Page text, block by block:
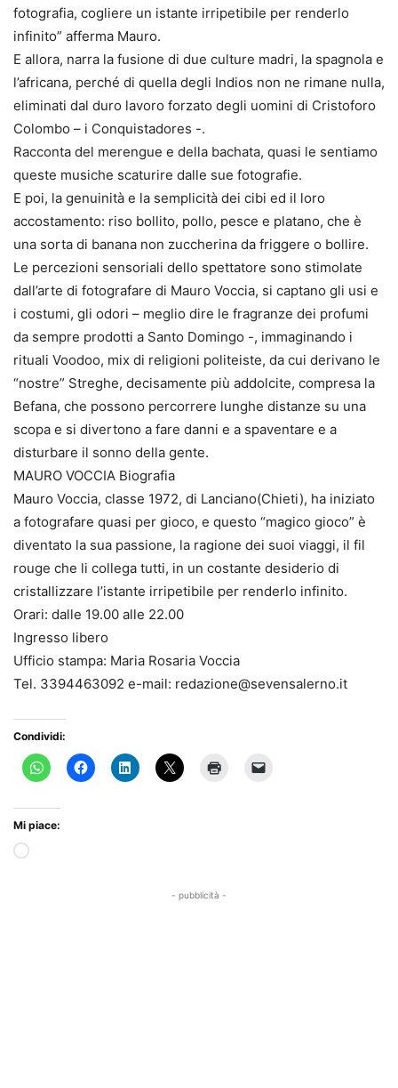
fotografia, cogliere un istante irripetibile per renderlo
infinito” afferma Mauro.
E allora, narra la fusione di due culture madri, la spagnola e
l’africana, perché di quella degli Indios non ne rimane nulla,
eliminati dal duro lavoro forzato degli uomini di Cristoforo
Colombo – i Conquistadores -.
Racconta del merengue e della bachata, quasi le sentiamo
queste musiche scaturire dalle sue fotografie.
E poi, la genuinità e la semplicità dei cibi ed il loro
accostamento: riso bollito, pollo, pesce e platano, che è
una sorta di banana non zuccherina da friggere o bollire.
Le percezioni sensoriali dello spettatore sono stimolate
dall’arte di fotografare di Mauro Voccia, si captano gli usi e
i costumi, gli odori – meglio dire le fragranze dei profumi
da sempre prodotti a Santo Domingo -, immaginando i
rituali Voodoo, mix di religioni politeiste, da cui derivano le
“nostre” Streghe, decisamente più addolcite, compresa la
Befana, che possono percorrere lunghe distanze su una
scopa e si divertono a fare danni e a spaventare e a
disturbare il sonno della gente.
MAURO VOCCIA Biografia
Mauro Voccia, classe 1972, di Lanciano(Chieti), ha iniziato
a fotografare quasi per gioco, e questo “magico gioco” è
diventato la sua passione, la ragione dei suoi viaggi, il fil
rouge che li collega tutti, in un costante desiderio di
cristallizzare l’istante irripetibile per renderlo infinito.
Orari: dalle 19.00 alle 22.00
Ingresso libero
Ufficio stampa: Maria Rosaria Voccia
Tel. 3394463092 e-mail: redazione@sevensalerno.it
Condividi:
Mi piace:
- pubblicità -